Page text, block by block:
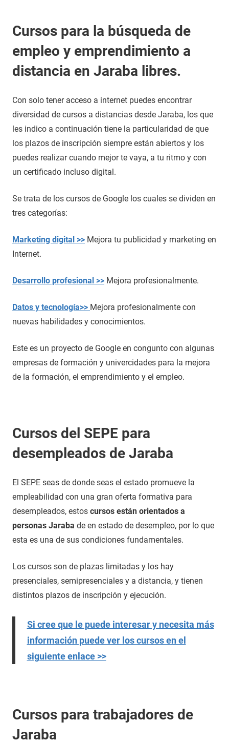
Cursos para la búsqueda de
empleo y emprendimiento a
distancia en Jaraba libres.
Con solo tener acceso a internet puedes encontrar
diversidad de cursos a distancias desde Jaraba, los que
les indico a continuación tiene la particularidad de que
los plazos de inscripción siempre están abiertos y los
puedes realizar cuando mejor te vaya, a tu ritmo y con
un certificado incluso digital.
Se trata de los cursos de Google los cuales se dividen en
tres categorías:
Marketing digital >> Mejora tu publicidad y marketing en
Internet.
Desarrollo profesional >> Mejora profesionalmente.
Datos y tecnología>> Mejora profesionalmente con
nuevas habilidades y conocimientos.
Este es un proyecto de Google en congunto con algunas
empresas de formación y univercidades para la mejora
de la formación, el emprendimiento y el empleo.
Cursos del SEPE para
desempleados de Jaraba
El SEPE seas de donde seas el estado promueve la
empleabilidad con una gran oferta formativa para
desempleados, estos cursos están orientados a
personas Jaraba de en estado de desempleo, por lo que
esta es una de sus condiciones fundamentales.
Los cursos son de plazas limitadas y los hay
presenciales, semipresenciales y a distancia, y tienen
distintos plazos de inscripción y ejecución.
Si cree que le puede interesar y necesita más
información puede ver los cursos en el
siguiente enlace >>
Cursos para trabajadores de
Jaraba